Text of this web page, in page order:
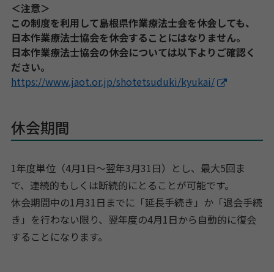
＜注意＞
この制度を利用して島根県作業療法士会を休会しても、
日本作業療法士協会を休会することにはなりません。
日本作業療法士協会の休会については以下よりご確認く
ださい。
https://www.jaot.or.jp/shotetsuduki/kyukai/
休会期間
1年度単位（4月1日～翌年3月31日）とし、最大5回ま
で、連続的もしくは断続的にとることが可能です。
休会期間中の1月31日までに「延長手続き」か「退会手続
き」を行わない限り、翌年度の4月1日から自動的に復会
することになります。